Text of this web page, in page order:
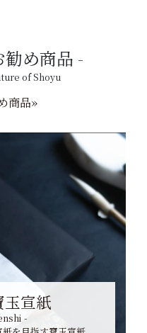
め商品
of Shoyu
商品»
玉宣紙
-